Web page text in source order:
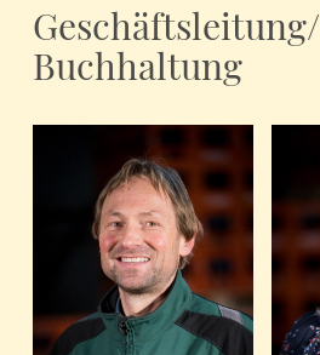
Geschäftsleitung/
Buchhaltung